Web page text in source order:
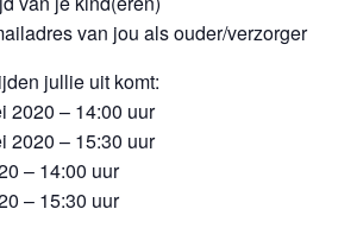
van jou als ouder/verzorger
jullie uit komt:
2020 – 14:00 uur
2020 – 15:30 uur
– 14:00 uur
– 15:30 uur